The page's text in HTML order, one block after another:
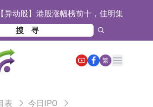
【异动股】港股涨幅榜前十，佳明集
团控股(01271.HK)涨+78.22%，拿森
技(02261.HK)涨+64.11%
斯迪克：公司为国内折叠屏核心功能
料供应商
瑞医药：公司已在中国获批上市26
1类创新药、6款2类新药
辰股份：公司VPD芯片已顺利通过
繁
Open main menu
表
今日IPO